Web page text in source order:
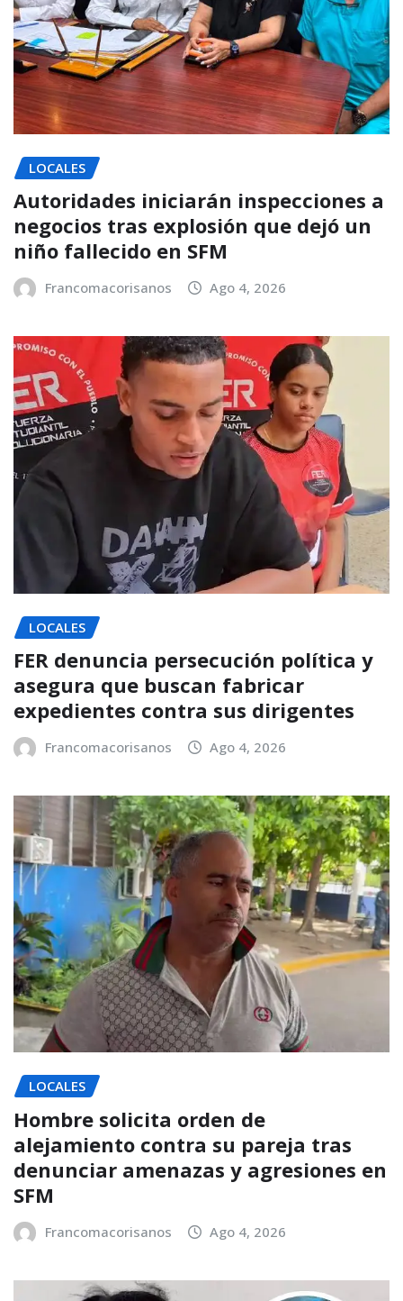
LOCALES
Autoridades iniciarán inspecciones a
negocios tras explosión que dejó un
niño fallecido en SFM
Francomacorisanos Ago 4, 2026
LOCALES
FER denuncia persecución política y
asegura que buscan fabricar
expedientes contra sus dirigentes
Francomacorisanos Ago 4, 2026
LOCALES
Hombre solicita orden de
alejamiento contra su pareja tras
denunciar amenazas y agresiones en
SFM
Francomacorisanos Ago 4, 2026